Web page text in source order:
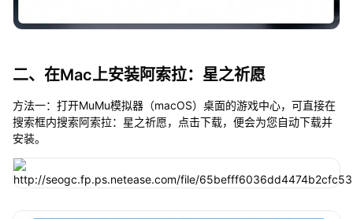
二、在Mac上安装阿索拉：星之祈愿
方法一：打开MuMu模拟器（macOS）桌面的游戏中心，可直接在
搜索框内搜索阿索拉：星之祈愿，点击下载，便会为您自动下载并
安装。